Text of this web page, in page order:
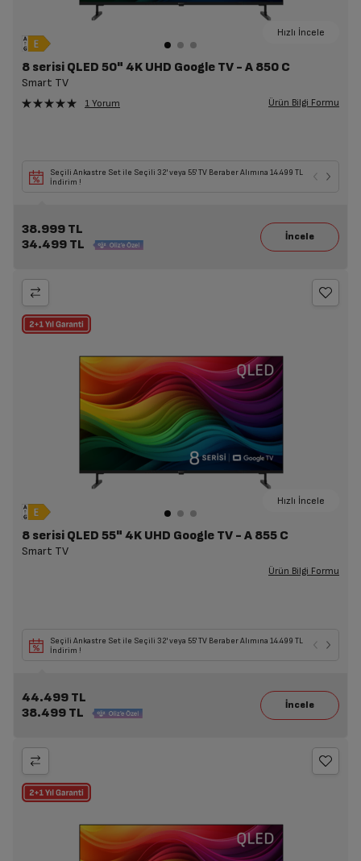
Hızlı İncele
8 serisi QLED 50" 4K UHD Google TV - A 850 C
Smart TV
1 Yorum Ürün Bilgi Formu
Seçili Ankastre Set ile Seçili 32' veya 55' TV Beraber Alımına 14.499 TL
İndirim !
38.999 TL
34.499 TL
Hızlı İncele
8 serisi QLED 55" 4K UHD Google TV - A 855 C
Smart TV
Ürün Bilgi Formu
Seçili Ankastre Set ile Seçili 32' veya 55' TV Beraber Alımına 14.499 TL
İndirim !
44.499 TL
38.499 TL